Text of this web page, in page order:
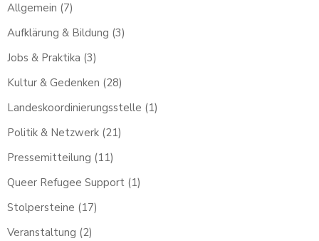
Allgemein (7)
Aufklärung & Bildung (3)
Jobs & Praktika (3)
Kultur & Gedenken (28)
Landeskoordinierungsstelle (1)
Politik & Netzwerk (21)
Pressemitteilung (11)
Queer Refugee Support (1)
Stolpersteine (17)
Veranstaltung (2)